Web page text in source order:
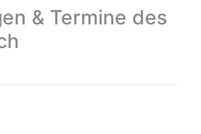
& Termine des